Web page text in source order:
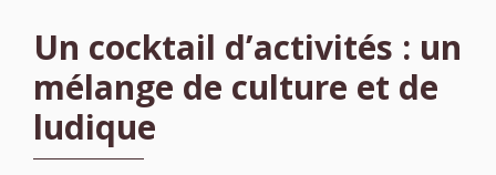
Un cocktail d’activités : un
mélange de culture et de
ludique